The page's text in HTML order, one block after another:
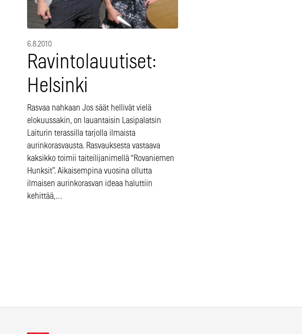
6.8.2010
Ravintolauutiset:
Helsinki
Rasvaa nahkaan Jos säät hellivät vielä
elokuussakin, on lauantaisin Lasipalatsin
Laiturin terassilla tarjolla ilmaista
aurinkorasvausta. Rasvauksesta vastaava
kaksikko toimii taiteilijanimellä “Rovaniemen
Hunksit”. Aikaisempina vuosina ollutta
ilmaisen aurinkorasvan ideaa haluttiin
kehittää,…